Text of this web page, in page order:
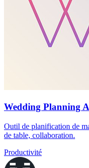
Wedding Planning
Outil de planification de
de table, collaboration.
Productivité